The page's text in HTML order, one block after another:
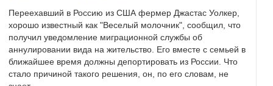
Переехавший в Россию из США фермер Джастас Уолкер,
хорошо известный как "Веселый молочник", сообщил, что
получил уведомление миграционной службы об
аннулировании вида на жительство. Его вместе с семьей в
ближайшее время должны депортировать из России. Что
стало причиной такого решения, он, по его словам, не